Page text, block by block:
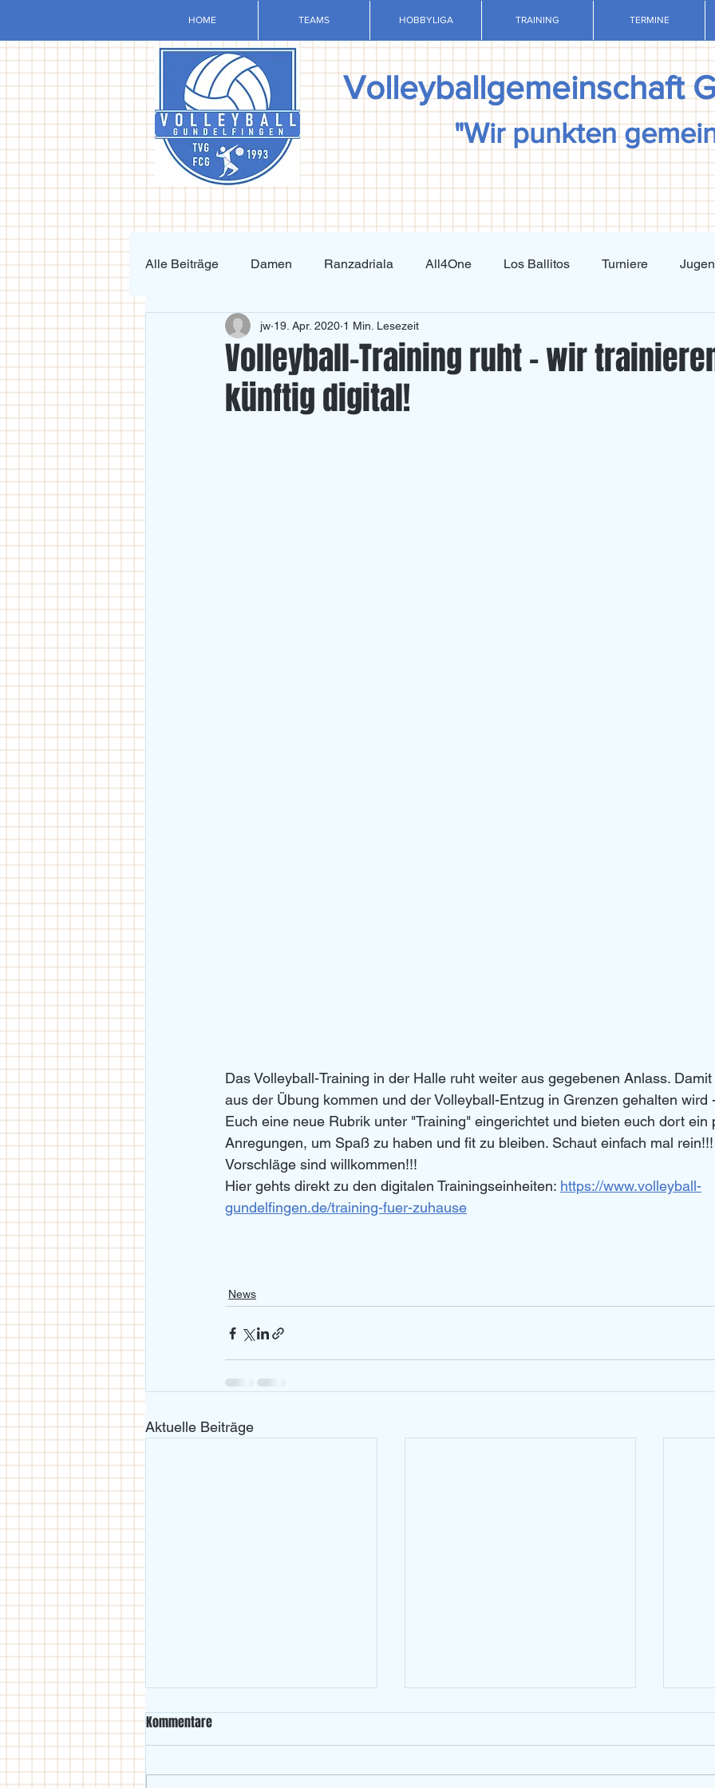
HOME TEAMS HOBBYLIGA TRAINING TERMINE
Volleyballgemeinschaft
"Wir punkten
Alle Beiträge Damen Ranzadriala All4One Los Ballitos Turniere
Krafttraining und Vorbereitung Techniktraining
U11/U12 U14 Left Overs
Volleyball-Training ruht - wir
künftig digital!
jw 19. Apr. 2020 1 Min. Lesezeit
Das Volleyball-Training in der Halle ruht weiter aus gegebenen Anlass.
aus der Übung kommen und der Volleyball-Entzug in Grenzen gehalten
Euch eine neue Rubrik unter "Training" eingerichtet und bieten euch dort
Anregungen, um Spaß zu haben und fit zu bleiben. Schaut einfach mal
Vorschläge sind willkommen!!!
Hier gehts direkt zu den digitalen Trainingseinheiten: https://www.volleyball-
gundelfingen.de/training-fuer-zuhause
News
Aktuelle Beiträge
Kommentare